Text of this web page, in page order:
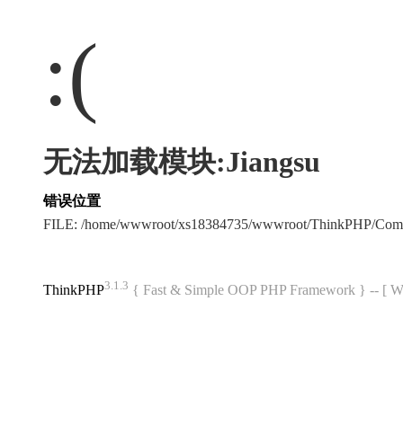
:(
无法加载模块:Jiangsu
错误位置
FILE: /home/wwwroot/xs18384735/wwwroot/ThinkPHP/
ThinkPHP3.1.3 { Fast & Simple OOP PHP Framework } -- [